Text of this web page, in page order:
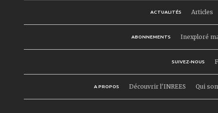
ACTUALITÉS Articles
ABONNEMENTS Inexploré
SUIVEZ-NOUS
A PROPOS Découvrir l'INREES Qui